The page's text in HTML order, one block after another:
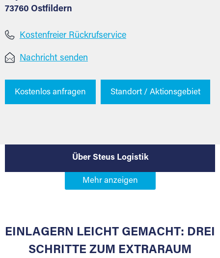
73760 Ostfildern
Kostenfreier Rückrufservice
Nachricht senden
Kostenlos anfragen Standort / Aktionsgebiet
Über Steus Logistik
EINLAGERN LEICHT GEMACHT: DREI
SCHRITTE ZUM EXTRARAUM